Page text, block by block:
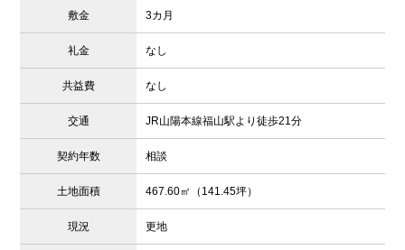
敷金 3カ月
礼金 なし
共益費 なし
交通 JR山陽本線福山駅より徒歩21分
契約年数 相談
土地面積 467.60㎡（141.45坪）
現況 更地